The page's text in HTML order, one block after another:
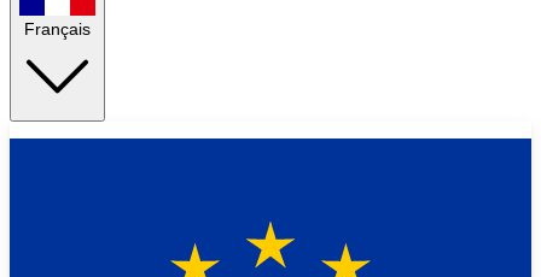
Français